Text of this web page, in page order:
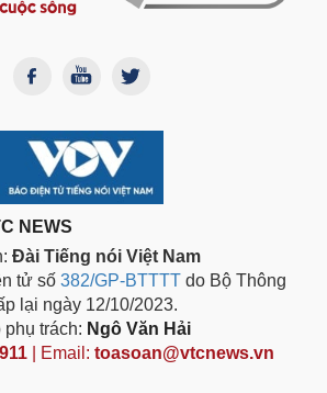
NEWS
Đài Tiếng nói Việt Nam
tử số 382/GP-BTTTT do Bộ Thông
lại ngày 12/10/2023.
phụ trách: Ngô Văn Hải
| Email: toasoan@vtcnews.vn